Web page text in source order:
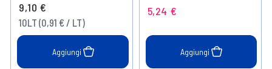
9,10 €
10LT (0,91 € / LT)
Aggiungi
5,24 €
Aggiungi